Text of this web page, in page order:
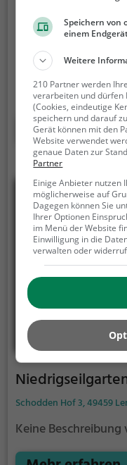
Im Tierpark, 59063 Hamm
Der Kletterpark
Hamm. Der
Freizeitaktivität
Kindergeburtstag
Zwischen den
Erdboden
und Erlebnis. Der
erfahreneren
Menge Platz für
Mehr erfahren
Schodden Hof 3, 49459
Keine Beschreibung
Speichern von
einem
Weitere
210 Partner werden
verarbeiten und dürfen
(Cookies, eindeutige
speichern und darauf
Gerät können mit den
Website verwendet
genaue Daten zur
Partner
Einige Anbieter nutzen
möglicherweise auf
Dagegen können Sie
Ihrer Optionen
im Menü der Website
Einwilligung in die
verwalten oder